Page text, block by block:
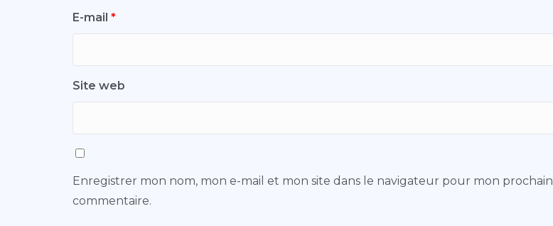
E-mail *
Site web
Enregistrer mon nom, mon e-mail et mon site dans le navigateur pour mon prochain
commentaire.